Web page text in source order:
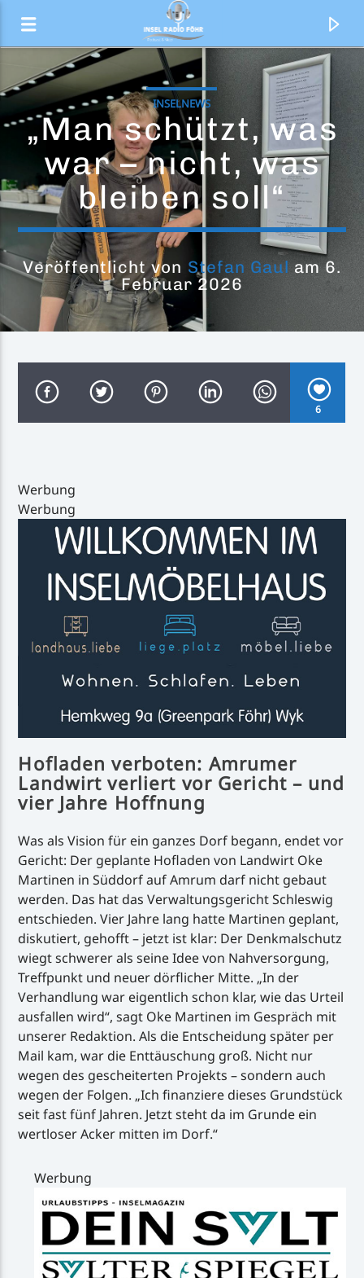
Aktueller Titel
Dancin' On The Ceiling
Handystream
INSELNEWS
„Man schützt, was
war – nicht, was
bleiben soll“
Veröffentlicht von Stefan Gaul am 6.
Februar 2026
6
Werbung
Werbung
Hofladen verboten: Amrumer
Landwirt verliert vor Gericht – und
vier Jahre Hoffnung
Was als Vision für ein ganzes Dorf begann, endet vor
Gericht: Der geplante Hofladen von Landwirt Oke
Martinen in Süddorf auf Amrum darf nicht gebaut
werden. Das hat das Verwaltungsgericht Schleswig
entschieden. Vier Jahre lang hatte Martinen geplant,
diskutiert, gehofft – jetzt ist klar: Der Denkmalschutz
wiegt schwerer als seine Idee von Nahversorgung,
Treffpunkt und neuer dörflicher Mitte. „In der
Verhandlung war eigentlich schon klar, wie das Urteil
ausfallen wird“, sagt Oke Martinen im Gespräch mit
unserer Redaktion. Als die Entscheidung später per
Mail kam, war die Enttäuschung groß. Nicht nur
wegen des gescheiterten Projekts – sondern auch
wegen der Folgen. „Ich finanziere dieses Grundstück
seit fast fünf Jahren. Jetzt steht da im Grunde ein
wertloser Acker mitten im Dorf.“
Werbung